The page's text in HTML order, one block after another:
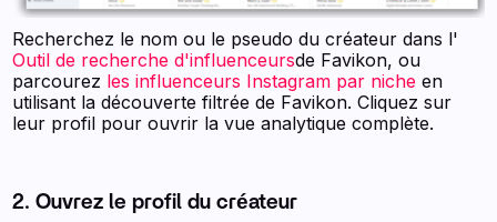
Recherchez le nom ou le pseudo du créateur dans l'
Outil de recherche d'influenceursde Favikon, ou
parcourez les influenceurs Instagram par niche en
utilisant la découverte filtrée de Favikon. Cliquez sur
leur profil pour ouvrir la vue analytique complète.
2. Ouvrez le profil du créateur